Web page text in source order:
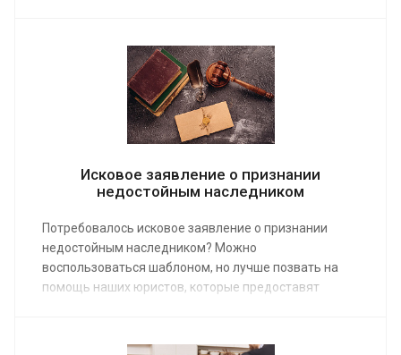
семейного законодательства и требования к
составлению иска в мировые суды.
Исковое заявление о признании
недостойным наследником
Потребовалось исковое заявление о признании
недостойным наследником? Можно
воспользоваться шаблоном, но лучше позвать на
помощь наших юристов, которые предоставят
значительно повысит шансы на успех в сложном